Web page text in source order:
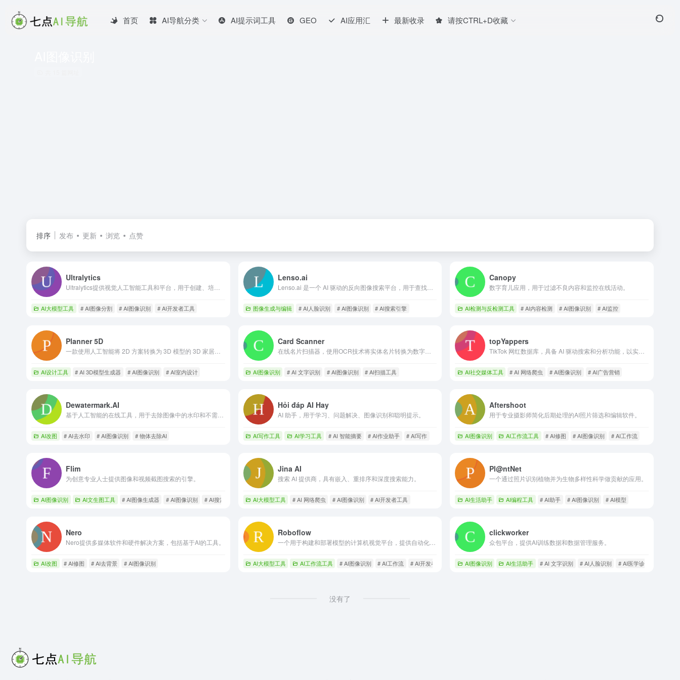
首页 AI导航分类 AI提示词工具 GEO AI应用汇 最新收录 请按CTRL+D收藏
排序 发布 更新 浏览 点赞
Ultralytics
AI大模型工具 # AI图像分割 # AI图像识别 # AI开发者工具
Lenso.ai
图像生成与编辑 # AI人脸识别 # AI图像识别 # AI搜索引擎
Canopy
数字育儿应用，用于过滤不良内容和监控在线活动。
AI检测与反检测工具 # AI内容检测 # AI图像识别 # AI监控
Planner 5D
AI设计工具 # AI 3D模型生成器 # AI图像识别 # AI室内设计
Card Scanner
AI图像识别 # AI 文字识别 # AI图像识别 # AI扫描工具
topYappers
AI社交媒体工具 # AI 网络爬虫 # AI图像识别 # AI广告营销
Dewatermark.AI
AI改图 # AI去水印 # AI图像识别 # 物体去除AI
Hỏi đáp AI Hay
AI 助手，用于学习、问题解决、图像识别和聪明提示。
AI写作工具 AI学习工具 # AI 智能摘要 # AI作业助手 # AI写作
Aftershoot
用于专业摄影师简化后期处理的AI照片筛选和编辑软件。
AI图像识别 AI工作流工具 # AI修图 # AI图像识别 # AI工作流
Flim
为创意专业人士提供图像和视频截图搜索的引擎。
AI图像识别 AI文生图工具 # AI图像生成器 # AI图像识别 # AI搜索引擎
Jina AI
搜索 AI 提供商，具有嵌入、重排序和深度搜索能力。
AI大模型工具 # AI 网络爬虫 # AI图像识别 # AI开发者工具
Pl@ntNet
一个通过照片识别植物并为生物多样性科学做贡献的应用。
AI生活助手 AI编程工具 # AI助手 # AI图像识别 # AI模型
Nero
Nero提供多媒体软件和硬件解决方案，包括基于AI的工具。
AI改图 # AI修图 # AI去背景 # AI图像识别
Roboflow
一个用于构建和部署模型的计算机视觉平台，提供自动化工具。
AI大模型工具 AI工作流工具 # AI图像识别 # AI工作流 # AI开发者工具
clickworker
众包平台，提供AI训练数据和数据管理服务。
AI图像识别 AI生活助手 # AI 文字识别 # AI人脸识别 # AI医学诊断
没有了